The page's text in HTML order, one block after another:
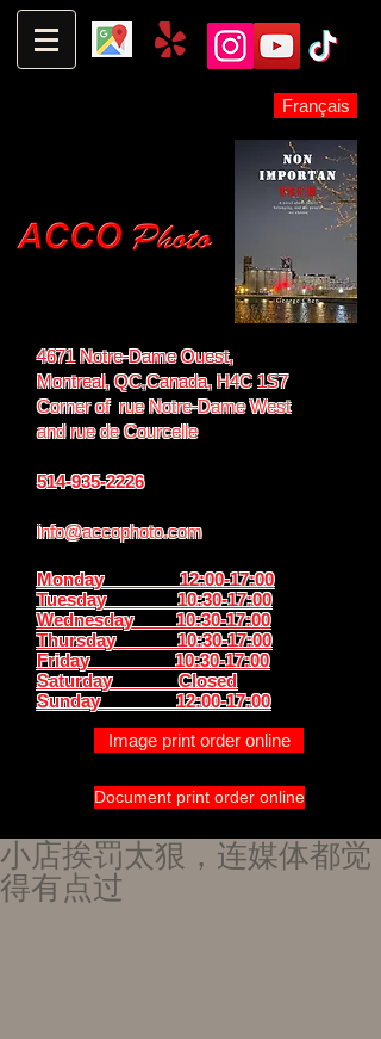
Français
4671 Notre-Dame Ouest,
Montreal, QC,Canada, H4C 1S7
Corner of rue Notre-Dame West
andrue de Courcelle
514-935-2226
info@accophoto.com
Monday 12:00-17:00
Tuesday 10:30-17:00
Wednesday 10:30-17:00
Thursday 10:30-17:00
Friday 10:30-17:00
Saturday Closed
Sunday 12:00-17:00
Image print order online
Document print order online
小店挨罚太狠，连媒体都觉
得有点过